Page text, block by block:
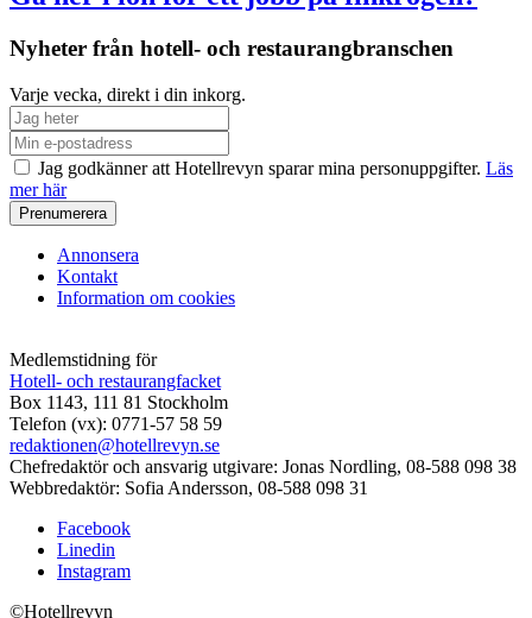
Nyheter från hotell- och restaurangbranschen
Varje vecka, direkt i din inkorg.
Jag godkänner att Hotellrevyn sparar mina personuppgifter. Läs
mer här
Annonsera
Kontakt
Information om cookies
Medlemstidning för
Hotell- och restaurangfacket
Box 1143, 111 81 Stockholm
Telefon (vx): 0771-57 58 59
redaktionen@hotellrevyn.se
Chefredaktör och ansvarig utgivare: Jonas Nordling, 08-588 098 38
Webbredaktör: Sofia Andersson, 08-588 098 31
Facebook
Linedin
Instagram
©Hotellrevyn